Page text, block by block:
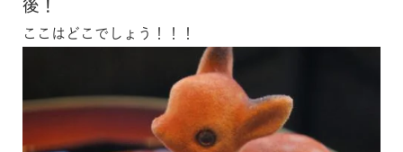
後！
ここはどこでしょう！！！